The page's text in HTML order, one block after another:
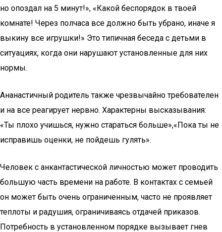
но опоздал на 5 минут!», «Какой беспорядок в твоей
комнате! Через полчаса все должно быть убрано, иначе я
выкину все игрушки!» Это типичная беседа с детьми в
ситуациях, когда они нарушают установленные для них
нормы.
Ананастичный родитель также чрезвычайно требователен
и на все реагирует нервно. Характерны высказывания:
«Ты плохо учишься, нужно стараться больше»,«Пока ты не
исправишь оценки, не пойдешь гулять».
Человек с анкантастической личностью может проводить
большую часть времени на работе. В контактах с семьей
он может быть очень ограниченным, часто не проявляет
теплоты и радушия, ограничиваясь отдачей приказов.
Потребность в установленном порядке вызывает гнев